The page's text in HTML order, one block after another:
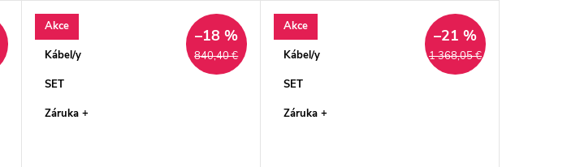
komponentov s...
Akce
Kábel/y
SET
Záruka +
840,40 €
–18 %
Akce
Kábel/y
SET
Záruka +
1 368,05 €
–21 %